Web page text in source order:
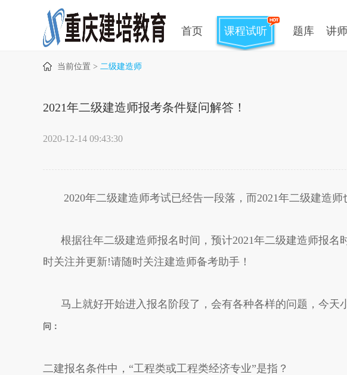
首页 课程试听 题库 讲师
当前位置 > 二级建造师
2021年二级建造师报考条件疑问解答！
2020-12-14 09:43:30
2020年二级建造师考试已经告一段落，而2021年二级建造师
根据往年二级建造师报名时间，预计2021年二级建造师报名
时关注并更新!请随时关注建造师备考助手！
马上就好开始进入报名阶段了，会有各种各样的问题，今天
问：
二建报名条件中，“工程类或工程类经济专业”是指？